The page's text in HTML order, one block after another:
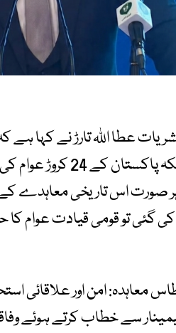
عطا اللہ تارڑ نے
الاقوامی معاہدہ
صورت اس تاریخی معاہدے
گئی تو قومی قیادت عوام کا
معاہدہ: امن اور علاقائی
سے خطاب کرتے ہوئے